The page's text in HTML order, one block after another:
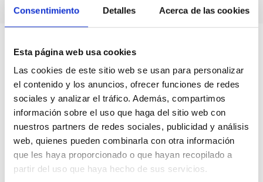
Consentimiento Detalles Acerca de las cookies
Esta página web usa cookies
Las cookies de este sitio web se usan para personalizar
el contenido y los anuncios, ofrecer funciones de redes
sociales y analizar el tráfico. Además, compartimos
información sobre el uso que haga del sitio web con
nuestros partners de redes sociales, publicidad y análisis
web, quienes pueden combinarla con otra información
que les haya proporcionado o que hayan recopilado a
partir del uso que haya hecho de sus servicios.